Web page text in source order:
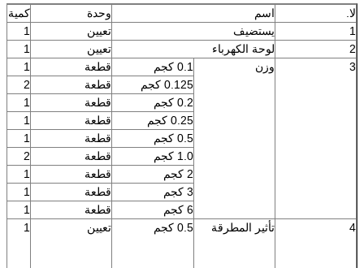
لا. اسم وحدة
كمية
1
يستضيف تعيين
1
2
لوحة الكهرباء تعيين
1
3
وزن 0.1 كجم قطعة
1
0.125 كجم
قطعة
2
0.2 كجم
قطعة
1
0.25 كجم
قطعة
1
0.5 كجم
قطعة
1
1.0 كجم
قطعة
2
2 كجم
قطعة
1
3 كجم
قطعة
1
6 كجم
قطعة
1
4
تأثير المطرقة 0.5 كجم تعيين 1